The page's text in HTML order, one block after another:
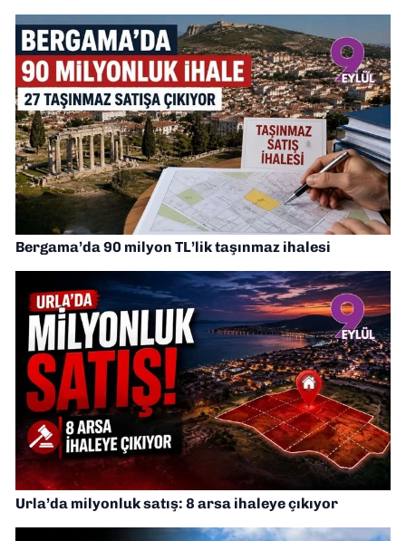
Bergama’da 90 milyon TL’lik taşınmaz ihalesi
Urla’da milyonluk satış: 8 arsa ihaleye çıkıyor